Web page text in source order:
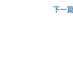
下一篇